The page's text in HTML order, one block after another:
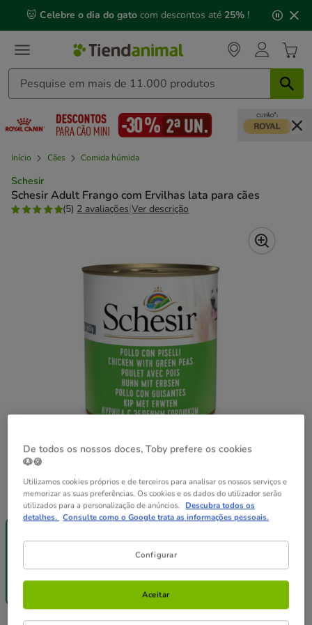
mensagem,
🐱 Celebre o dia do gato com descontos até 25% !
Início Cães Comida húmida
Schesir
Schesir Adult Frango com Ervilhas lata para cães
(5) 2 avaliações|Ver descrição
Peso:285 g
285 g
-25% na 2ª
5.29€
12 latas x 285
Pack
63.48€
62.21€
(18.19€ / kg)
De todos os nossos doces, Toby prefere os cookies
🐶🍪
Utilizamos cookies próprios e de terceiros para analisar os nossos serviços e
memorizar as suas preferências. Os cookies e os dados do utilizador serão
utilizados para a personalização de anúncios. Descubra todos os
detalhes. Consulte como o Google trata as informações pessoais.
Configurar
Aceitar